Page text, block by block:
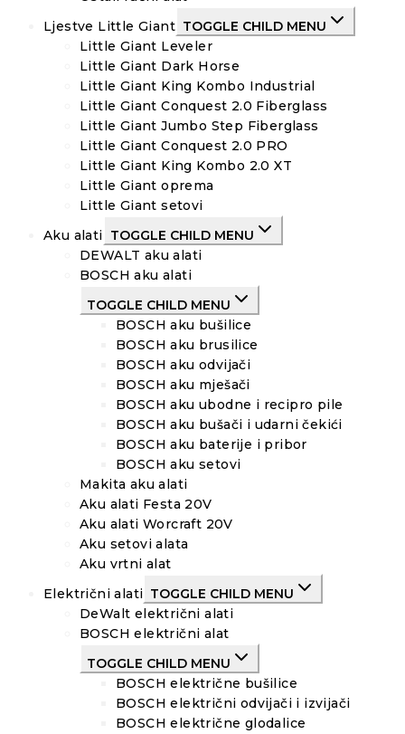
Ljestve Little Giant TOGGLE CHILD MENU
Little Giant Leveler
Little Giant Dark Horse
Little Giant King Kombo Industrial
Little Giant Conquest 2.0 Fiberglass
Little Giant Jumbo Step Fiberglass
Little Giant Conquest 2.0 PRO
Little Giant King Kombo 2.0 XT
Little Giant oprema
Little Giant setovi
Aku alati TOGGLE CHILD MENU
DEWALT aku alati
BOSCH aku alati
TOGGLE CHILD MENU
BOSCH aku bušilice
BOSCH aku brusilice
BOSCH aku odvijači
BOSCH aku mješači
BOSCH aku ubodne i recipro pile
BOSCH aku bušači i udarni čekići
BOSCH aku baterije i pribor
BOSCH aku setovi
Makita aku alati
Aku alati Festa 20V
Aku alati Worcraft 20V
Aku setovi alata
Aku vrtni alat
Električni alati TOGGLE CHILD MENU
DeWalt električni alati
BOSCH električni alat
TOGGLE CHILD MENU
BOSCH električne bušilice
BOSCH električni odvijači i izvijači
BOSCH električne glodalice